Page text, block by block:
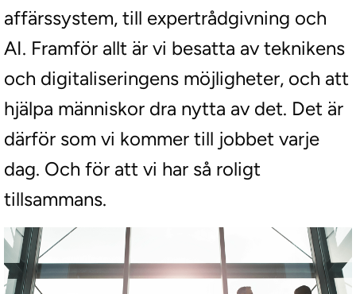
affärssystem, till expertrådgivning och
AI. Framför allt är vi besatta av teknikens
och digitaliseringens möjligheter, och att
hjälpa människor dra nytta av det. Det är
därför som vi kommer till jobbet varje
dag. Och för att vi har så roligt
tillsammans.